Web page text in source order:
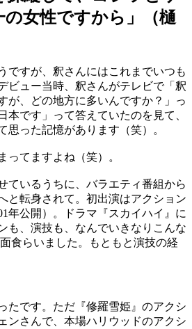
の女性ですから」（樋
ですが、釈さんにはこれまでいつも
ビュー当時、釈さんがテレビで「釈
が、どの地方に多いんですか？」っ
本です」って答えていたのを見て、
思った記憶があります（笑）。
てますよね（笑）。
ているうちに、バラエティ番組から
と転身されて。初出演はアクション
年公開）。ドラマ『スカイハイ』に
も、演技も、なんでいきなりこんな
食らいました。もともと演技の経
たです。ただ『修羅雪姫』のアクシ
ンさんで、本場ハリウッドのアクシ